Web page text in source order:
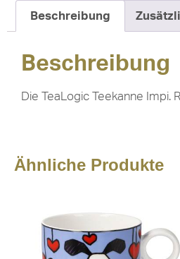
Beschreibung
Beschreibung
Die TeaLogic Teekanne
Ähnliche Produkte